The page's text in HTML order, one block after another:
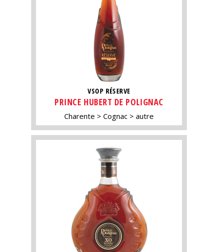
VSOP RÉSERVE
PRINCE HUBERT DE POLIGNAC
Charente Cognac autre